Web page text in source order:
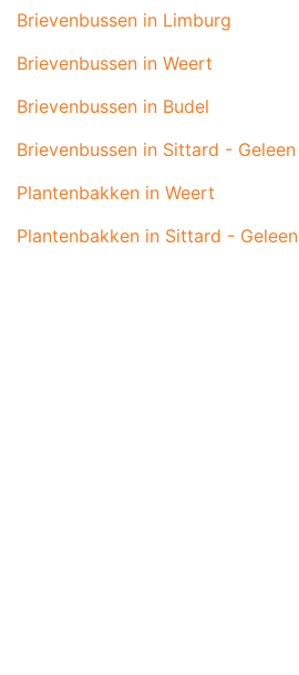
Brievenbussen in Limburg
Brievenbussen in Weert
Brievenbussen in Budel
Brievenbussen in Sittard - Geleen
Plantenbakken in Weert
Plantenbakken in Sittard - Geleen